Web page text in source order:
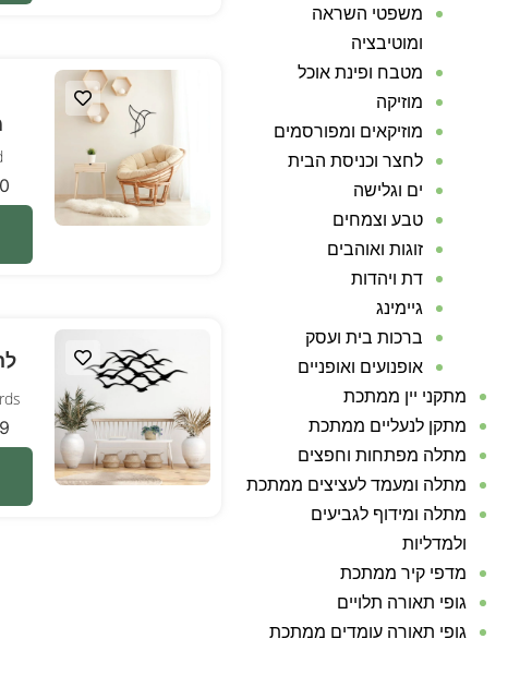
משפטי השראה
ומוטיבציה
מטבח ופינת אוכל
מוזיקה
מוזיקאים ומפורסמים
לחצר וכניסת הבית
ים וגלישה
טבע וצמחים
זוגות ואוהבים
דת ויהדות
גיימינג
ברכות בית ועסק
אופנועים ואופניים
מתקני יין ממתכת
מתקן לנעליים ממתכת
מתלה מפתחות וחפצים
מתלה ומעמד לעציצים ממתכת
מתלה ומידוף לגביעים
ולמדליות
מדפי קיר ממתכת
גופי תאורה תלויים
גופי תאורה עומדים ממתכת